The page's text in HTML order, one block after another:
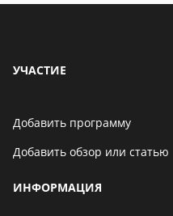
УЧАСТИЕ
Добавить программу
Добавить обзор или статью
ИНФОРМАЦИЯ